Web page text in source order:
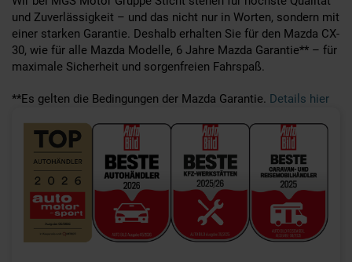
und Zuverlässigkeit – und das nicht nur in Worten, sondern mit
einer starken Garantie. Deshalb erhalten Sie für den Mazda CX-
30, wie für alle Mazda Modelle, 6 Jahre Mazda Garantie** – für
maximale Sicherheit und sorgenfreien Fahrspaß.
**Es gelten die Bedingungen der Mazda Garantie. Details hier